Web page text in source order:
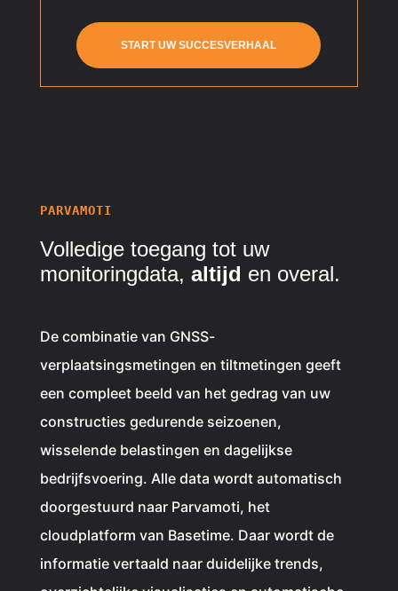
START UW SUCCESVERHAAL
PARVAMOTI
Volledige toegang tot uw
monitoringdata, altijd en overal.
De combinatie van GNSS-
verplaatsingsmetingen en tiltmetingen geeft
een compleet beeld van het gedrag van uw
constructies gedurende seizoenen,
wisselende belastingen en dagelijkse
bedrijfsvoering. Alle data wordt automatisch
doorgestuurd naar Parvamoti, het
cloudplatform van Basetime. Daar wordt de
informatie vertaald naar duidelijke trends,